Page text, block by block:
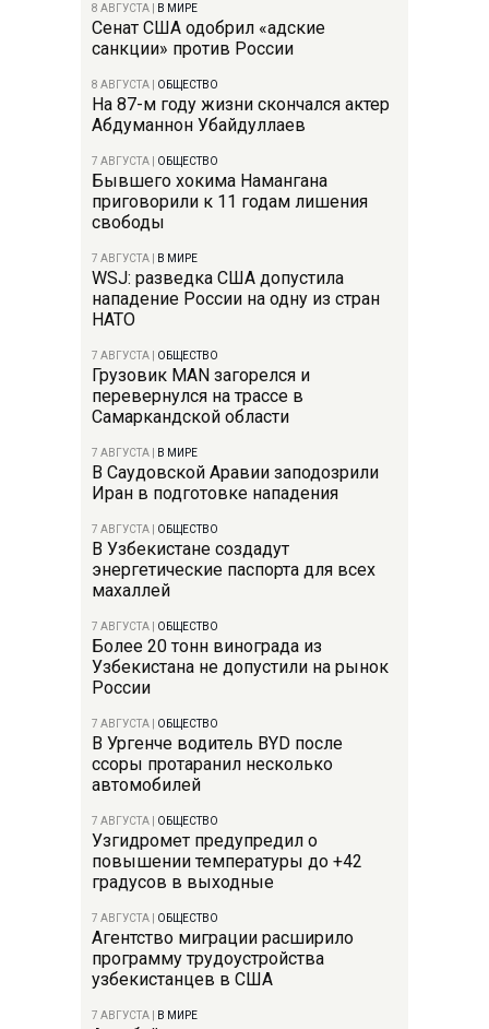
8 АВГУСТА В МИРЕ
Сенат США одобрил «адские
санкции» против России
8 АВГУСТА ОБЩЕСТВО
На 87-м году жизни скончался актер
Абдуманнон Убайдуллаев
7 АВГУСТА ОБЩЕСТВО
Бывшего хокима Намангана
приговорили к 11 годам лишения
свободы
7 АВГУСТА В МИРЕ
WSJ: разведка США допустила
нападение России на одну из стран
НАТО
7 АВГУСТА ОБЩЕСТВО
Грузовик MAN загорелся и
перевернулся на трассе в
Самаркандской области
7 АВГУСТА В МИРЕ
В Саудовской Аравии заподозрили
Иран в подготовке нападения
7 АВГУСТА ОБЩЕСТВО
В Узбекистане создадут
энергетические паспорта для всех
махаллей
7 АВГУСТА ОБЩЕСТВО
Более 20 тонн винограда из
Узбекистана не допустили на рынок
России
7 АВГУСТА ОБЩЕСТВО
В Ургенче водитель BYD после
ссоры протаранил несколько
автомобилей
7 АВГУСТА ОБЩЕСТВО
Узгидромет предупредил о
повышении температуры до +42
градусов в выходные
7 АВГУСТА ОБЩЕСТВО
Агентство миграции расширило
программу трудоустройства
узбекистанцев в США
7 АВГУСТА В МИРЕ